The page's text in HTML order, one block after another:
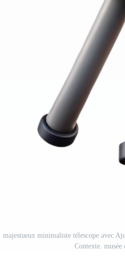
majestueux minimaliste télescope avec
Contexte.